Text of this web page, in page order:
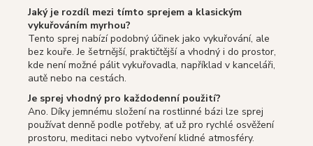
Jaký je rozdíl mezi tímto sprejem a klasickým
vykuřováním myrhou?
Tento sprej nabízí podobný účinek jako vykuřování, ale
bez kouře. Je šetrnější, praktičtější a vhodný i do prostor,
kde není možné pálit vykuřovadla, například v kanceláři,
autě nebo na cestách.
Je sprej vhodný pro každodenní použití?
Ano. Díky jemnému složení na rostlinné bázi lze sprej
používat denně podle potřeby, ať už pro rychlé osvěžení
prostoru, meditaci nebo vytvoření klidné atmosféry.